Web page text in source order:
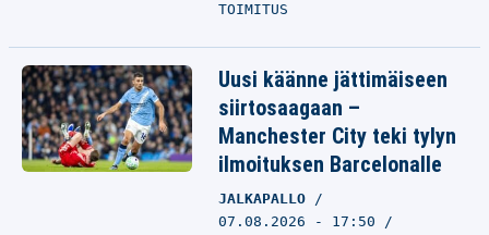
TOIMITUS
Uusi käänne jättimäiseen
siirtosaagaan –
Manchester City teki tylyn
ilmoituksen Barcelonalle
JALKAPALLO
07.08.2026 - 17:50